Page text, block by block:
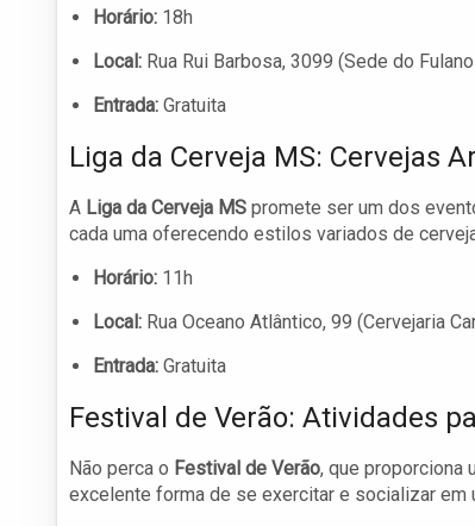
Horário: 18h
Local: Rua Rui Barbosa, 3099 (Sede do
Entrada: Gratuita
Liga da Cerveja MS: Cervejas
A Liga da Cerveja MS promete ser um dos
cada uma oferecendo estilos variados de
Horário: 11h
Local: Rua Oceano Atlântico, 99 (Cervejaria
Entrada: Gratuita
Festival de Verão: Atividades
Não perca o Festival de Verão, que proporciona
excelente forma de se exercitar e socializar em